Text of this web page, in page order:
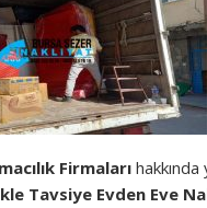
Firmaları
Tavsiye Evden Eve